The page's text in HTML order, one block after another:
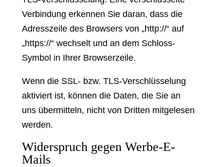
Verbindung erkennen Sie daran, dass die
Adresszeile des Browsers von „http://“ auf
„https://“ wechselt und an dem Schloss-
Symbol in Ihrer Browserzeile.
Wenn die SSL- bzw. TLS-Verschlüsselung
aktiviert ist, können die Daten, die Sie an
uns übermitteln, nicht von Dritten mitgelesen
werden.
Widerspruch gegen Werbe-E-
Mails